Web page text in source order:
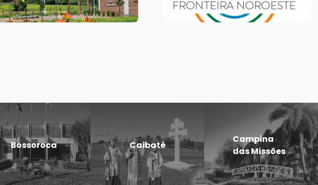
Bossoroca Caibaté
Campina
das Missões